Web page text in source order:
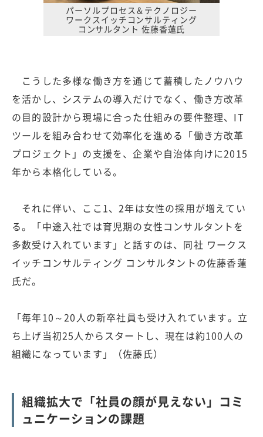
パーソルプロセス＆テクノロジー
ワークスイッチコンサルティング
コンサルタント 佐藤香蓮氏
こうした多様な働き方を通じて蓄積したノウハウ
を活かし、システムの導入だけでなく、働き方改革
の目的設計から現場に合った仕組みの要件整理、IT
ツールを組み合わせて効率化を進める「働き方改革
プロジェクト」の支援を、企業や自治体向けに2015
年から本格化している。
それに伴い、ここ1、2年は女性の採用が増えてい
る。「中途入社では育児期の女性コンサルタントを
多数受け入れています」と話すのは、同社 ワークス
イッチコンサルティング コンサルタントの佐藤香蓮
氏だ。
「毎年10～20人の新卒社員も受け入れています。立
ち上げ当初25人からスタートし、現在は約100人の
組織になっています」（佐藤氏）
組織拡大で「社員の顔が見えない」コミ
ュニケーションの課題